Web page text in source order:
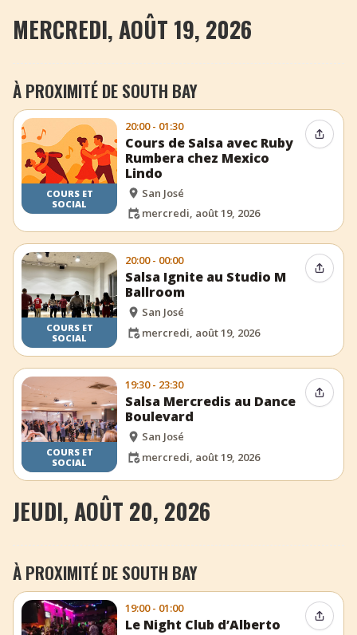
MERCREDI, AOÛT 19, 2026
À PROXIMITÉ DE SOUTH BAY
COURS ET
SOCIAL
20:00 - 01:30
Cours de Salsa avec Ruby
Rumbera chez Mexico
Lindo
San José
mercredi, août 19, 2026
COURS ET
SOCIAL
20:00 - 00:00
Salsa Ignite au Studio M
Ballroom
San José
mercredi, août 19, 2026
COURS ET
SOCIAL
19:30 - 23:30
Salsa Mercredis au Dance
Boulevard
San José
mercredi, août 19, 2026
JEUDI, AOÛT 20, 2026
À PROXIMITÉ DE SOUTH BAY
19:00 - 01:00
Le Night Club d’Alberto